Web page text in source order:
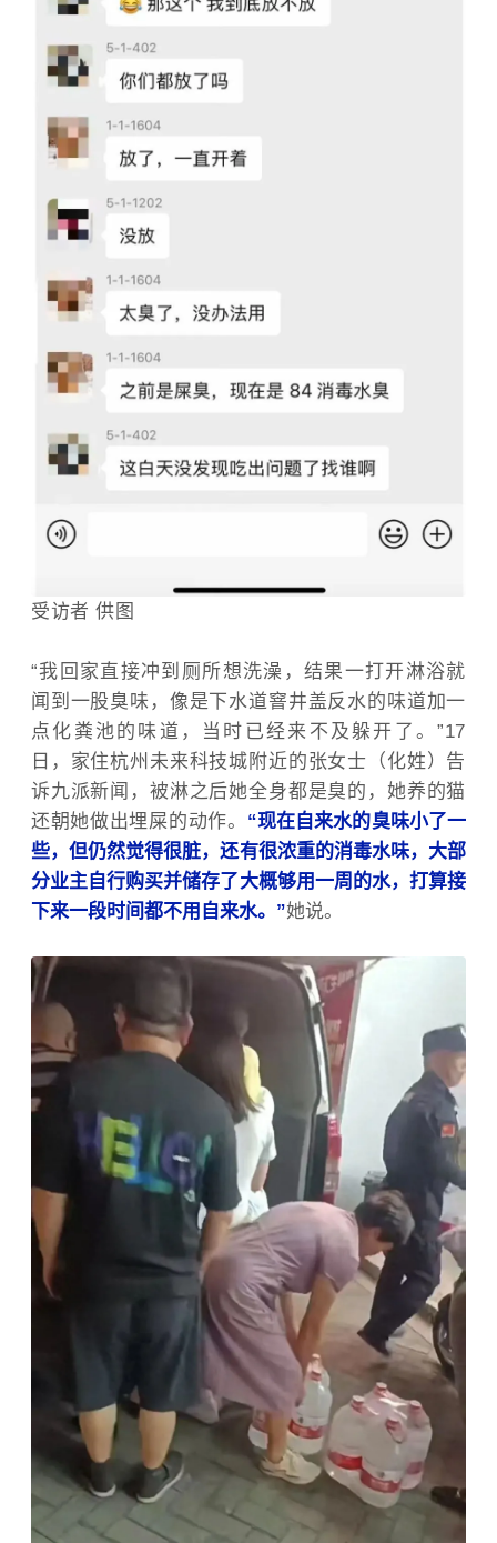
受访者 供图
“我回家直接冲到厕所想洗澡，结果一打开淋浴就
闻到一股臭味，像是下水道窨井盖反水的味道加一
点化粪池的味道，当时已经来不及躲开了。”17
日，家住杭州未来科技城附近的张女士（化姓）告
诉九派新闻，被淋之后她全身都是臭的，她养的猫
还朝她做出埋屎的动作。 “现在自来水的臭味小了一
些，但仍然觉得很脏，还有很浓重的消毒水味，大部
分业主自行购买并储存了大概够用一周的水，打算接
下来一段时间都不用自来水。”她说。